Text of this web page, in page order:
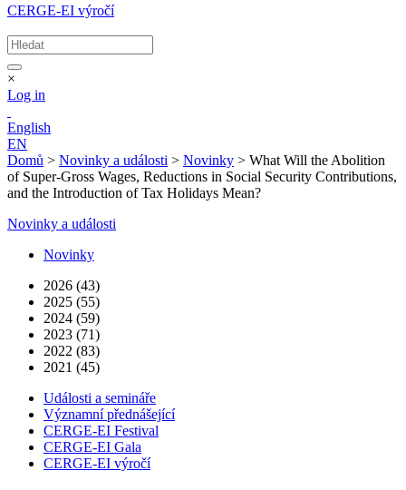
CERGE-EI výročí
×
Log in
English
EN
Domů > Novinky a události > Novinky > What Will the Abolition
of Super-Gross Wages, Reductions in Social Security Contributions,
and the Introduction of Tax Holidays Mean?
Novinky a události
Novinky
2026 (43)
2025 (55)
2024 (59)
2023 (71)
2022 (83)
2021 (45)
Události a semináře
Významní přednášející
CERGE-EI Festival
CERGE-EI Gala
CERGE-EI výročí